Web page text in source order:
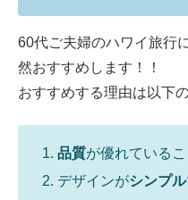
60代ご夫婦のハワイ旅行
然おすすめします！！
おすすめする理由は以下
品質が優れているこ
デザインがシンプル